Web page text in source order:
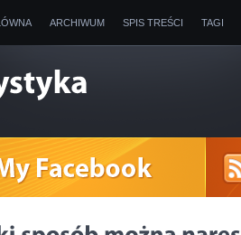
ARCHIWUM SPIS TREŚCI TAGI